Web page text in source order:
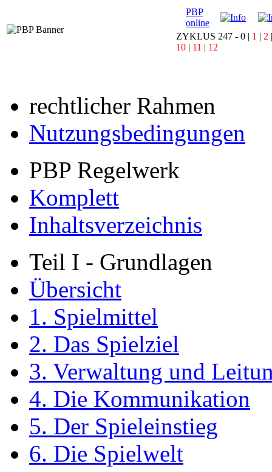
PBP
online
ZYKLUS 247 - 0 | 1 | 2
10 | 11 | 12
rechtlicher Rahmen
Nutzungsbedingungen
PBP Regelwerk
Komplett
Inhaltsverzeichnis
Teil I - Grundlagen
Übersicht
1. Spielmittel
2. Das Spielziel
3. Verwaltung und
4. Die Kommunikation
5. Der Spieleinstieg
6. Die Spielwelt